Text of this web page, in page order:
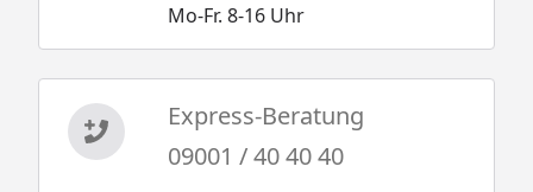
Mo-Fr. 8-16 Uhr
Express-Beratung
09001 / 40 40 40